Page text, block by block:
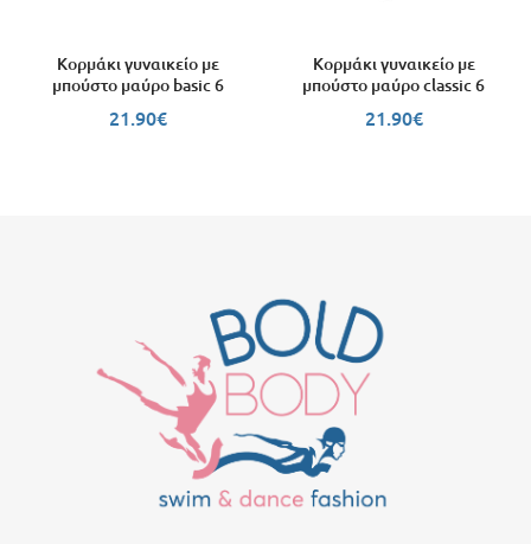
Κορμάκι γυναικείο με
μπούστο μαύρο basic 6
21.90€
Κορμάκι γυναικείο με
μπούστο μαύρο classic 6
21.90€